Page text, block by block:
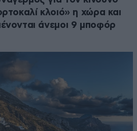
κλοιό» η χώρα και
άνεμοι 9 μποφόρ